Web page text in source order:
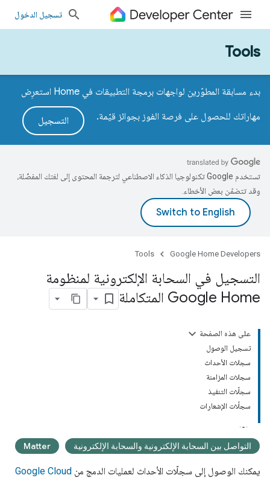
تسجيل الدخول
Tools
بدء مسابقة المطوّرين لواجهات برمجة التطبيقات في Home استعرِض
مهاراتك للحصول على فرصة الفوز بجوائز قيّمة. التسجيل
تستخدم Google تكنولوجيا الذكاء الاصطناعي لترجمة المحتوى إلى لغتك المفضّلة،
وقد تتضمّن بعض الأخطاء.
Google Home Developers
Tools
التسجيل في السحابة الإلكترونية لمنظومة
Google Home المتكاملة
على هذه الصفحة
تسجيل الوصول
سجلات الأحداث
سجلات المزامنة
سجلّات التنفيذ
سجلّات الإشعارات
التواصل بين السحابة الإلكترونية والسحابة الإلكترونية Matter
يمكنك الوصول إلى سجلّات الأحداث لعمليات الدمج من Google Cloud